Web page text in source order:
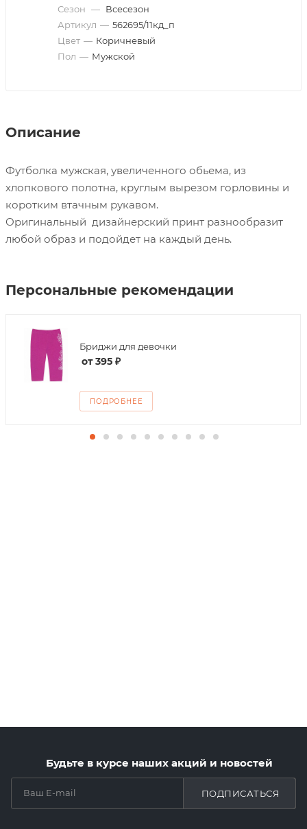
Сезон — Всесезон
Артикул — 562695/11кд_п
Цвет — Коричневый
Пол — Мужской
Описание
Футболка мужская, увеличенного обьема, из
хлопкового полотна, круглым вырезом горловины и
коротким втачным рукавом.
Оригинальный дизайнерский принт разнообразит
любой образ и подойдет на каждый день.
Персональные рекомендации
Бриджи для девочки
от395 ₽
ПОДРОБНЕЕ
Будьте в курсе наших акций и новостей
ПОДПИСАТЬСЯ